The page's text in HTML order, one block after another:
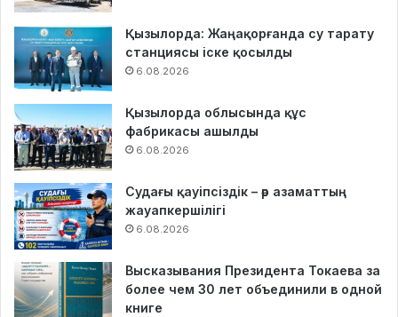
Қызылорда: Жаңақорғанда су тарату
станциясы іске қосылды
6.08.2026
Қызылорда облысында құс
фабрикасы ашылды
6.08.2026
Судағы қауіпсіздік – әр азаматтың
жауапкершілігі
6.08.2026
Высказывания Президента Токаева за
более чем 30 лет объединили в одной
книге